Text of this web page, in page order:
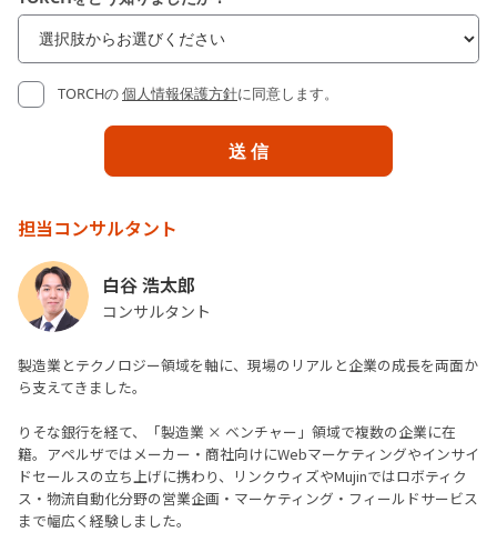
TORCHの個人情報保護方針に同意します。
担当コンサルタント
白谷 浩太郎
コンサルタント
製造業とテクノロジー領域を軸に、現場のリアルと企業の成長を両面か
ら支えてきました。
りそな銀行を経て、「製造業 × ベンチャー」領域で複数の企業に在
籍。アペルザではメーカー・商社向けにWebマーケティングやインサイ
ドセールスの立ち上げに携わり、リンクウィズやMujinではロボティク
ス・物流自動化分野の営業企画・マーケティング・フィールドサービス
まで幅広く経験しました。